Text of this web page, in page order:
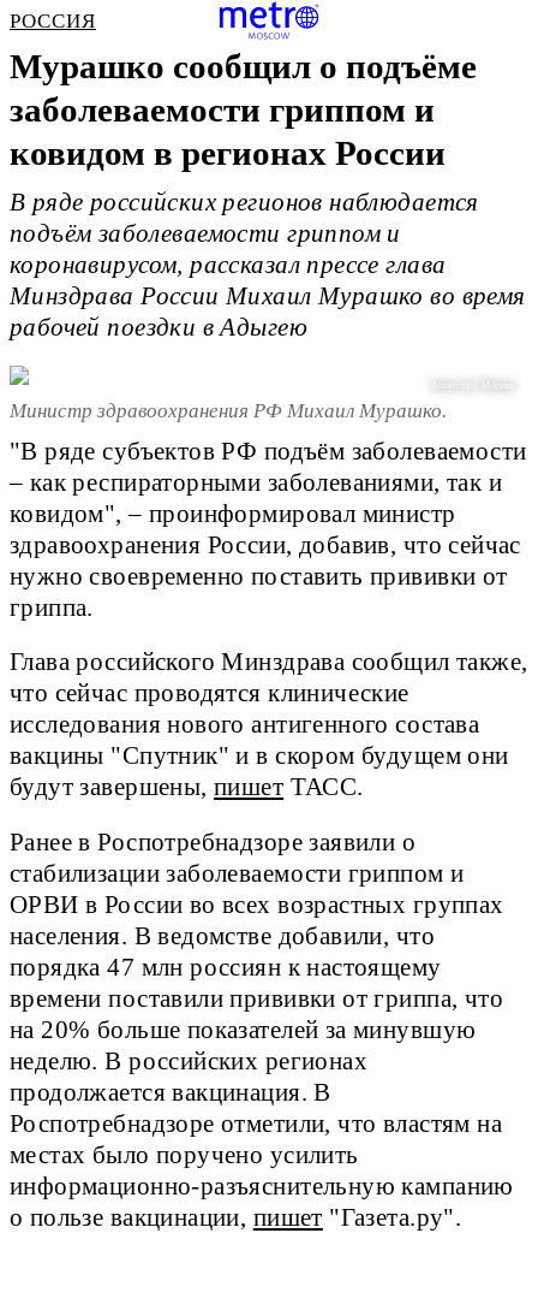
РОССИЯ
Мурашко сообщил о подъёме
заболеваемости гриппом и
ковидом в регионах России
В ряде российских регионов наблюдается
подъём заболеваемости гриппом и
коронавирусом, рассказал прессе глава
Минздрава России Михаил Мурашко во время
рабочей поездки в Адыгею
Агентство "Москва"
Министр здравоохранения РФ Михаил Мурашко.
"В ряде субъектов РФ подъём заболеваемости
– как респираторными заболеваниями, так и
ковидом", – проинформировал министр
здравоохранения России, добавив, что сейчас
нужно своевременно поставить прививки от
гриппа.
Глава российского Минздрава сообщил также,
что сейчас проводятся клинические
исследования нового антигенного состава
вакцины "Спутник" и в скором будущем они
будут завершены,пишет ТАСС.
Ранее в Роспотребнадзоре заявили о
стабилизации заболеваемости гриппом и
ОРВИ в России во всех возрастных группах
населения. В ведомстве добавили, что
порядка 47 млн россиян к настоящему
времени поставили прививки от гриппа, что
на 20% больше показателей за минувшую
неделю. В российских регионах
продолжается вакцинация. В
Роспотребнадзоре отметили, что властям на
местах было поручено усилить
информационно-разъяснительную кампанию
о пользе вакцинации, пишет "Газета.ру".